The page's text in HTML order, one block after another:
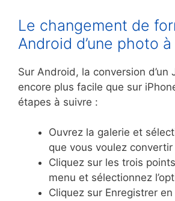
Le changement de
Android d’une photo
Sur Android, la conversion d’un
encore plus facile que sur
étapes à suivre :
Ouvrez la galerie et
que vous voulez convertir
Cliquez sur les trois
menu et sélectionnez
Cliquez sur Enregistrer